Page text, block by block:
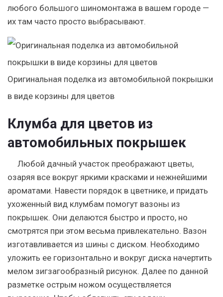
любого большого шиномонтажа в вашем городе —
их там часто просто выбрасывают.
Оригинальная поделка из автомобильной покрышки
в виде корзины для цветов
Клумба для цветов из
автомобильных покрышек
Любой дачный участок преображают цветы,
озаряя все вокруг яркими красками и нежнейшими
ароматами. Навести порядок в цветнике, и придать
ухоженный вид клумбам помогут вазоны из
покрышек. Они делаются быстро и просто, но
смотрятся при этом весьма привлекательно. Вазон
изготавливается из шины с диском. Необходимо
уложить ее горизонтально и вокруг диска начертить
мелом зигзагообразный рисунок. Далее по данной
разметке острым ножом осуществляется